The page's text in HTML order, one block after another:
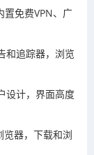
置免费VPN、广
和追踪器，浏览
设计，界面高度
器，下载和浏